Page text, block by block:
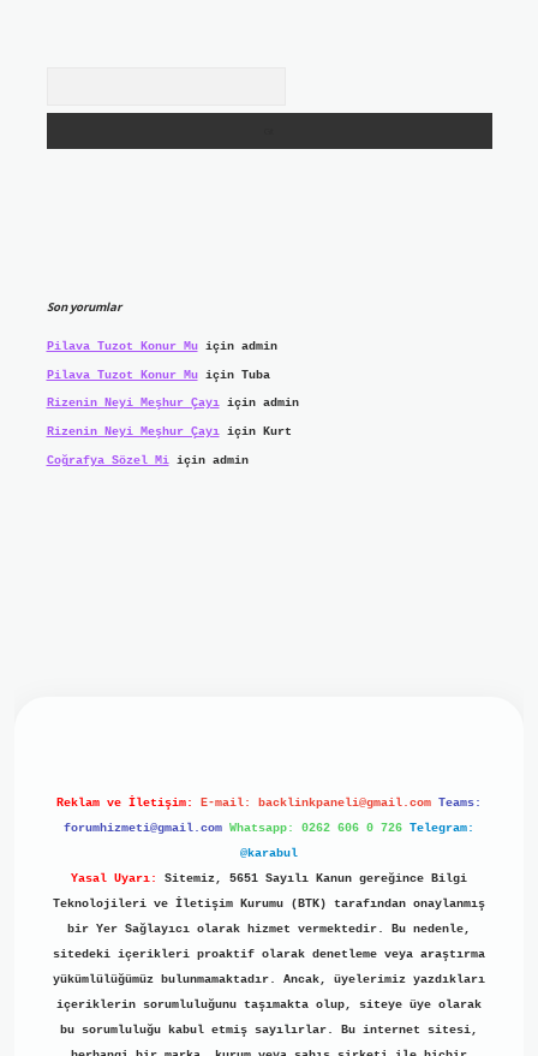
Son yorumlar
Pilava Tuzot Konur Muiçin admin
Pilava Tuzot Konur Muiçin Tuba
Rizenin Neyi Meşhur Çayıiçin admin
Rizenin Neyi Meşhur Çayıiçin Kurt
Coğrafya Sözel Miiçin admin
Reklam ve İletişim: E-mail: backlinkpaneli@gmail.com Teams:
forumhizmeti@gmail.com Whatsapp: 0262 606 0 726 Telegram:
@karabul
Yasal Uyarı:
Sitemiz, 5651 Sayılı Kanun gereğince Bilgi
Teknolojileri ve İletişim Kurumu (BTK) tarafından onaylanmış
bir Yer Sağlayıcı olarak hizmet vermektedir. Bu nedenle,
sitedeki içerikleri proaktif olarak denetleme veya araştırma
yükümlülüğümüz bulunmamaktadır. Ancak, üyelerimiz yazdıkları
içeriklerin sorumluluğunu taşımakta olup, siteye üye olarak
bu sorumluluğu kabul etmiş sayılırlar. Bu internet sitesi,